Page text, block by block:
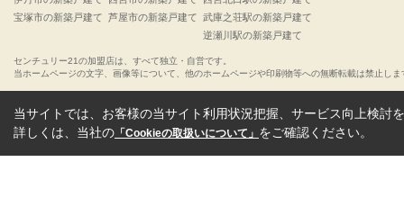
宝塚市の新築戸建て 芦屋市の新築戸建て 武庫之荘駅の新築戸建て
逆瀬川駅の新築戸建て
センチュリー21の加盟店は、すべて独立・自営です。
当ホームページの文字、画像等について、他のホームページや印刷物等への無断転載は禁止しま
当サイトでは、お客様の当サイト利用状況把握、サービス向上検討
詳しくは、当社の 「Cookieの取扱いについて」 をご確認ください。